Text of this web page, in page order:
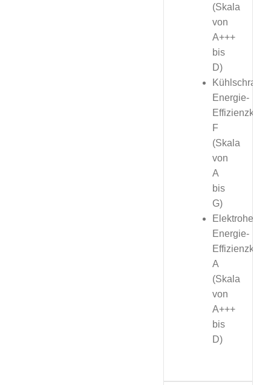
(Skala
von
A+++
bis
D)
Kühlschrank,
Energie-
F
(Skala
von
A
bis
G)
Elektroherd,
Energie-
A
(Skala
von
A+++
bis
D)